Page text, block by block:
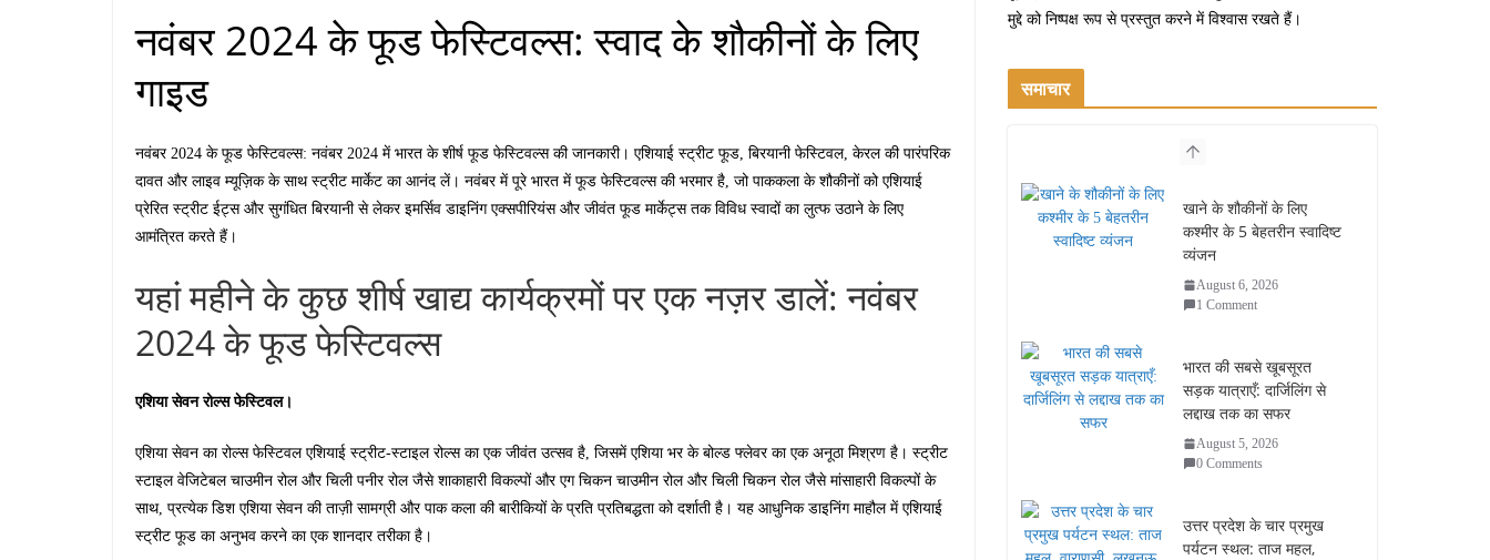
नवंबर 2024 के फूड फेस्टिवल्स: स्वाद के शौकीनों के लिए
गाइड
नवंबर 2024 के फूड फेस्टिवल्स: नवंबर 2024 में भारत के शीर्ष फूड फेस्टिवल्स की जानकारी। एशियाई स्ट्रीट फूड, बिरयानी फेस्टिवल, केरल की पारंपरिक
दावत और लाइव म्यूज़िक के साथ स्ट्रीट मार्केट का आनंद लें। नवंबर में पूरे भारत में फूड फेस्टिवल्स की भरमार है, जो पाककला के शौकीनों को एशियाई
प्रेरित स्ट्रीट ईट्स और सुगंधित बिरयानी से लेकर इमर्सिव डाइनिंग एक्सपीरियंस और जीवंत फूड मार्केट्स तक विविध स्वादों का लुत्फ उठाने के लिए
आमंत्रित करते हैं।
यहां महीने के कुछ शीर्ष खाद्य कार्यक्रमों पर एक नज़र डालें: नवंबर
2024 के फूड फेस्टिवल्स
एशिया सेवन रोल्स फेस्टिवल।
एशिया सेवन का रोल्स फेस्टिवल एशियाई स्ट्रीट-स्टाइल रोल्स का एक जीवंत उत्सव है, जिसमें एशिया भर के बोल्ड फ्लेवर का एक अनूठा मिश्रण है। स्ट्रीट
स्टाइल वेजिटेबल चाउमीन रोल और चिली पनीर रोल जैसे शाकाहारी विकल्पों और एग चिकन चाउमीन रोल और चिली चिकन रोल जैसे मांसाहारी विकल्पों के
साथ, प्रत्येक डिश एशिया सेवन की ताज़ी सामग्री और पाक कला की बारीकियों के प्रति प्रतिबद्धता को दर्शाती है। यह आधुनिक डाइनिंग माहौल में एशियाई
स्ट्रीट फूड का अनुभव करने का एक शानदार तरीका है।
मुद्दे को निष्पक्ष रूप से प्रस्तुत करने में विश्वास रखते हैं।
समाचार
खाने के शौकीनों के लिए
कश्मीर के 5 बेहतरीन स्वादिष्ट
व्यंजन
August 6, 2026
1 Comment
भारत की सबसे खूबसूरत
सड़क यात्राएँ: दार्जिलिंग से
लद्दाख तक का सफर
August 5, 2026
0 Comments
उत्तर प्रदेश के चार प्रमुख
पर्यटन स्थल: ताज महल,